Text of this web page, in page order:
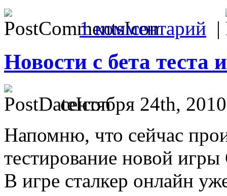
1 комментарий |
Новости с бета
сентября 24th,
Напомню, что сейчас
тестирование новой
В игре сталкер онлайн